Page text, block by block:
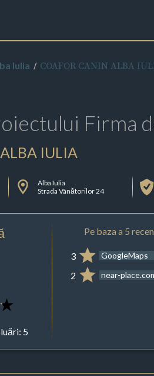
Iulia COAFOR CANIN ALBA
Firma
IULIA
Alba Iulia
Strada Vânătorilor 24
5
Pe baza a 5
3 GoogleMaps
2 near-